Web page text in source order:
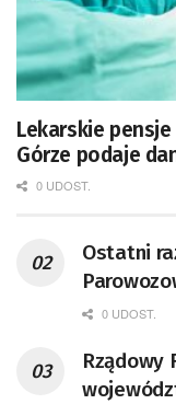
Lekarskie
Górze podaje
0 UDOST.
Ostatni
remont
0 UDOST.
Rządowy